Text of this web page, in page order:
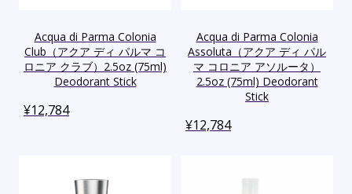
Acqua di Parma Colonia
Club（アクア ディ パルマ コ
ロニア クラブ）2.5oz (75ml)
Deodorant Stick
¥12,784
Acqua di Parma Colonia
Assoluta（アクア ディ パル
マ コロニア アソルータ）
2.5oz (75ml) Deodorant
Stick
¥12,784